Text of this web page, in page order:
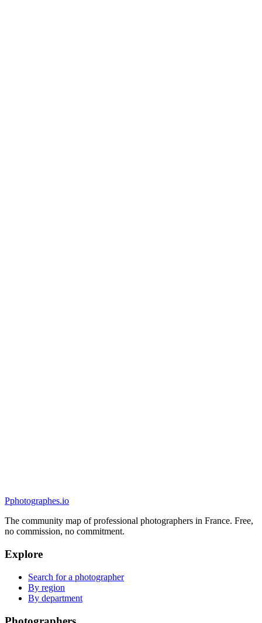
Pphotographes.io
The community map of professional photographers in France. Free,
no commission, no commitment.
Explore
Search for a photographer
By region
By department